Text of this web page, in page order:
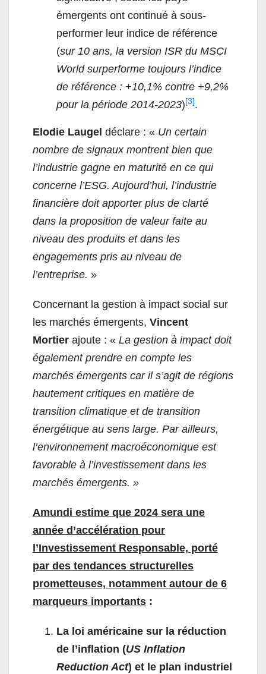
émergents ont continué à sous-
performer leur indice de référence
(sur 10 ans, la version ISR du MSCI
World surperforme toujours l’indice
de référence : +10,1% contre +9,2%
pour la période 2014-2023) [3] .
Elodie Laugel déclare : « Un certain
nombre de signaux montrent bien que
l’industrie gagne en maturité en ce qui
concerne l’ESG. Aujourd’hui, l’industrie
financière doit apporter plus de clarté
dans la proposition de valeur faite au
niveau des produits et dans les
engagements pris au niveau de
l’entreprise. »
Concernant la gestion à impact social sur
les marchés émergents, Vincent
Mortier ajoute : « La gestion à impact doit
également prendre en compte les
marchés émergents car il s’agit de régions
hautement critiques en matière de
transition climatique et de transition
énergétique au sens large. Par ailleurs,
l’environnement macroéconomique est
favorable à l’investissement dans les
marchés émergents. »
Amundi estime que 2024 sera une
année d’accélération pour
l’Investissement Responsable, porté
par des tendances structurelles
prometteuses, notamment autour de 6
marqueurs importants :
La loi américaine sur la réduction
de l’inflation (US Inflation
Reduction Act) et le plan industriel